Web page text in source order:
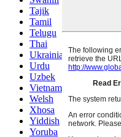
Tajik
Tamil
Telugu
Thai
Ukrainian
Urdu
Uzbek
Vietnamese
Welsh
Xhosa
Yiddish
Yoruba